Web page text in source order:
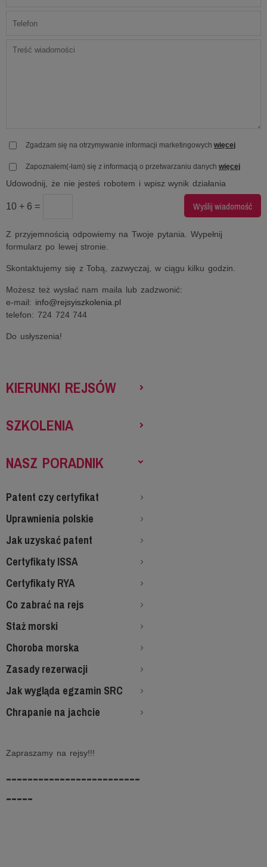
Zgadzam się na otrzymywanie informacji marketingowych więcej
Zapoznałem(-łam) się z informacją o przetwarzaniu danych więcej
Udowodnij, że nie jesteś robotem i wpisz wynik działania
10 + 6 =
Z przyjemnością odpowiemy na Twoje pytania. Wypełnij
formularz po lewej stronie.
Skontaktujemy się z Tobą, zazwyczaj, w ciągu kilku godzin.
Możesz też wysłać nam maila lub zadzwonić:
e-mail: info@rejsyiszkolenia.pl
telefon: 724 724 744
Do usłyszenia!
KIERUNKI REJSÓW
SZKOLENIA
NASZ PORADNIK
Patent czy certyfikat
Uprawnienia polskie
Jak uzyskać patent
Certyfikaty ISSA
Certyfikaty RYA
Co zabrać na rejs
Staż morski
Choroba morska
Zasady rezerwacji
Jak wygląda egzamin SRC
Chrapanie na jachcie
Zapraszamy na rejsy!!!
-------------------------
-----